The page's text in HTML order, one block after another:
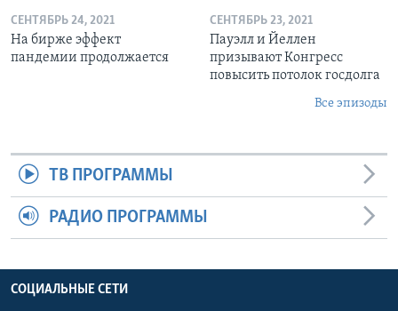
СЕНТЯБРЬ 24, 2021
На бирже эффект
пандемии продолжается
СЕНТЯБРЬ 23, 2021
Пауэлл и Йеллен
призывают Конгресс
повысить потолок госдолга
Все эпизоды
ТВ ПРОГРАММЫ
РАДИО ПРОГРАММЫ
СОЦИАЛЬНЫЕ СЕТИ